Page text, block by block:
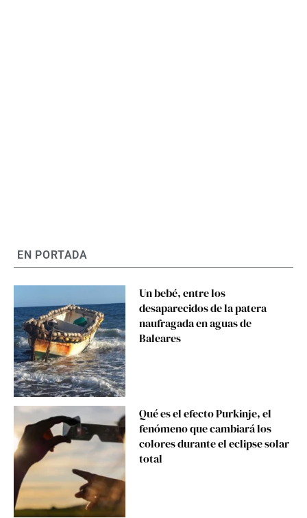
EN PORTADA
Un bebé, entre los
desaparecidos de la patera
naufragada en aguas de
Baleares
Qué es el efecto Purkinje, el
fenómeno que cambiará los
colores durante el eclipse solar
total